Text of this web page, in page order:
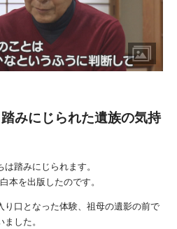
みにじられた遺族の気持
踏みにじられます。
本を出版したのです。
り口となった体験、祖母の遺影の前で
した。